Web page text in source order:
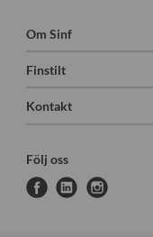
Om Sinf
Finstilt
Kontakt
Följ oss
f
l
i